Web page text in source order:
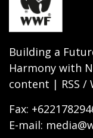
Building a
Harmony with
content | RSS /
Fax:
E-mail: